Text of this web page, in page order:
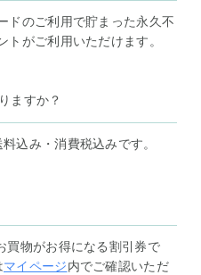
ドのご利用で貯まった永久不
トがご利用いただけます。
ますか？
込み・消費税込みです。
買物がお得になる割引券で
マイページ内でご確認いただ